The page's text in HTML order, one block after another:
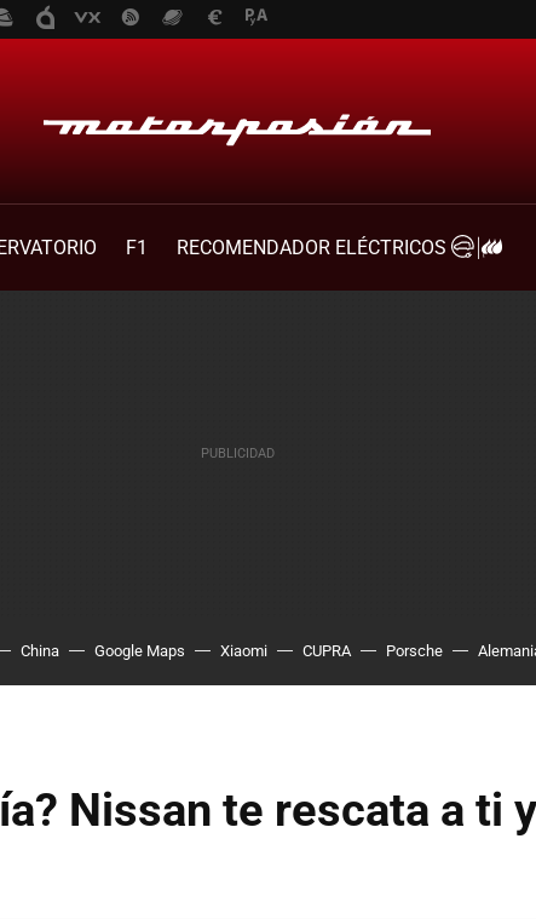
F1
RECOMENDADOR ELÉCTRICOS
China Google Maps Xiaomi CUPRA Porsche
Nissan te rescata a ti